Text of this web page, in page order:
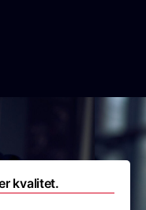
kvalitet.